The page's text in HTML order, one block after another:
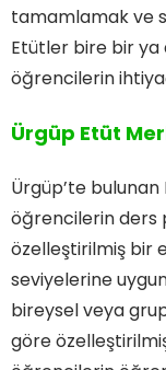
tamamlamak ve
Etütler bire bir ya
öğrencilerin
Ürgüp Etüt
Ürgüp’te
öğrencilerin ders
özelleştirilmiş bir
seviyelerine
bireysel veya
göre